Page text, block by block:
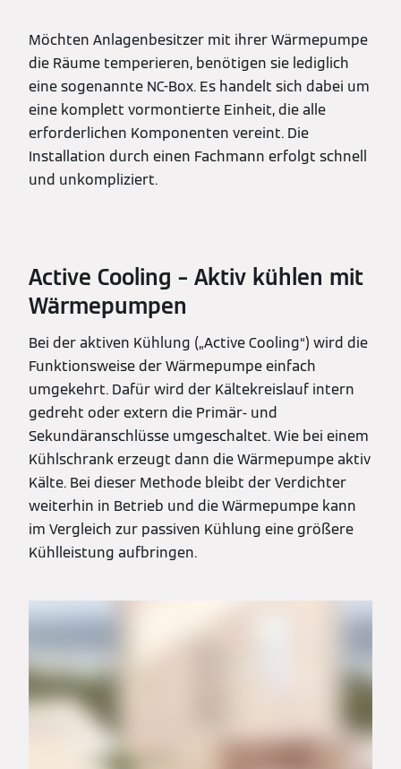
Möchten Anlagenbesitzer mit ihrer Wärmepumpe
die Räume temperieren, benötigen sie lediglich
eine sogenannte NC-Box. Es handelt sich dabei um
eine komplett vormontierte Einheit, die alle
erforderlichen Komponenten vereint. Die
Installation durch einen Fachmann erfolgt schnell
und unkompliziert.
Active Cooling – Aktiv kühlen mit
Wärmepumpen
Bei der aktiven Kühlung („Active Cooling“) wird die
Funktionsweise der Wärmepumpe einfach
umgekehrt. Dafür wird der Kältekreislauf intern
gedreht oder extern die Primär- und
Sekundäranschlüsse umgeschaltet. Wie bei einem
Kühlschrank erzeugt dann die Wärmepumpe aktiv
Kälte. Bei dieser Methode bleibt der Verdichter
weiterhin in Betrieb und die Wärmepumpe kann
im Vergleich zur passiven Kühlung eine größere
Kühlleistung aufbringen.